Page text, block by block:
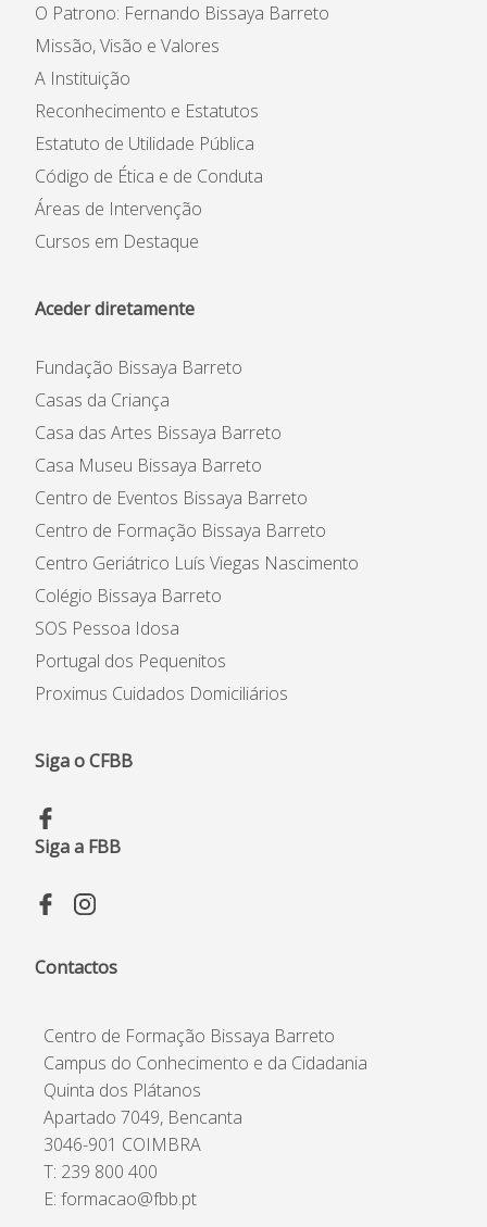
Formação à Medida
O Patrono: Fernando Bissaya Barreto
Missão, Visão e Valores
A Instituição
Reconhecimento e Estatutos
Estatuto de Utilidade Pública
Código de Ética e de Conduta
Áreas de Intervenção
Cursos em Destaque
Aceder diretamente
Fundação Bissaya Barreto
Casas da Criança
Casa das Artes Bissaya Barreto
Casa Museu Bissaya Barreto
Centro de Eventos Bissaya Barreto
Centro de Formação Bissaya Barreto
Centro Geriátrico Luís Viegas Nascimento
Colégio Bissaya Barreto
SOS Pessoa Idosa
Portugal dos Pequenitos
Proximus Cuidados Domiciliários
Siga o CFBB
Siga a FBB
Contactos
Centro de Formação Bissaya Barreto
Campus do Conhecimento e da Cidadania
Quinta dos Plátanos
Apartado 7049, Bencanta
3046-901 COIMBRA
T: 239 800 400
E: formacao@fbb.pt